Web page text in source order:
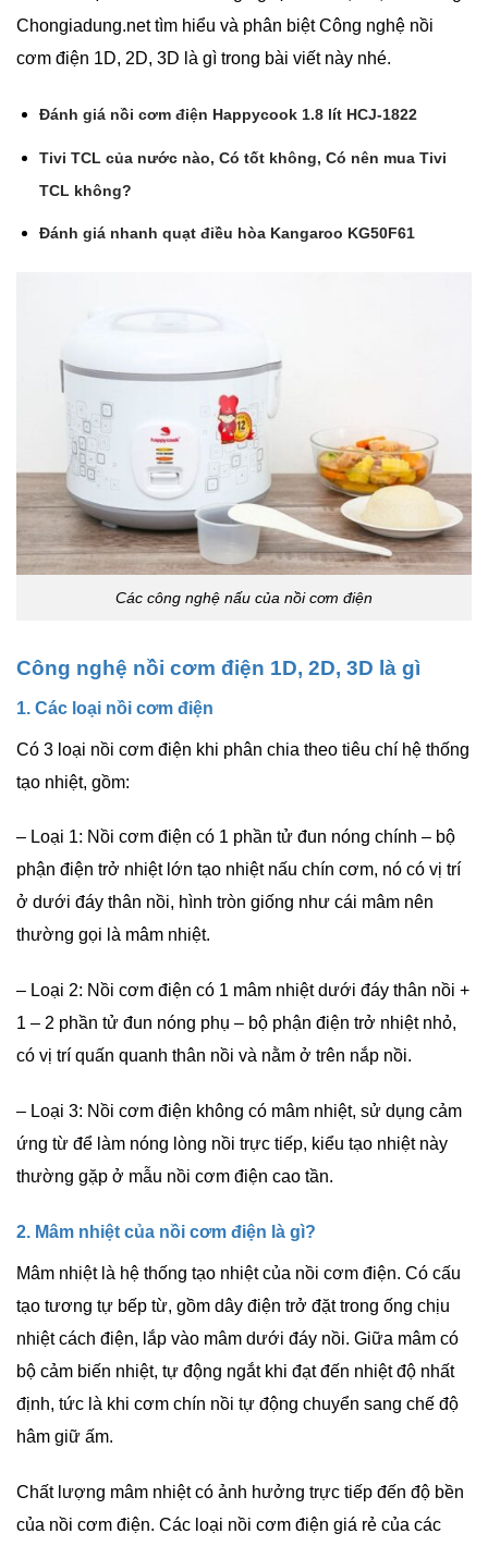
Chongiadung.net tìm hiểu và phân biệt Công nghệ nồi
cơm điện 1D, 2D, 3D là gì trong bài viết này nhé.
Đánh giá nồi cơm điện Happycook 1.8 lít HCJ-1822
Tivi TCL của nước nào, Có tốt không, Có nên mua Tivi
TCL không?
Đánh giá nhanh quạt điều hòa Kangaroo KG50F61
Các công nghệ nấu của nồi cơm điện
Công nghệ nồi cơm điện 1D, 2D, 3D là gì
1. Các loại nồi cơm điện
Có 3 loại nồi cơm điện khi phân chia theo tiêu chí hệ thống
tạo nhiệt, gồm:
– Loại 1: Nồi cơm điện có 1 phần tử đun nóng chính – bộ
phận điện trở nhiệt lớn tạo nhiệt nấu chín cơm, nó có vị trí
ở dưới đáy thân nồi, hình tròn giống như cái mâm nên
thường gọi là mâm nhiệt.
– Loại 2: Nồi cơm điện có 1 mâm nhiệt dưới đáy thân nồi +
1 – 2 phần tử đun nóng phụ – bộ phận điện trở nhiệt nhỏ,
có vị trí quấn quanh thân nồi và nằm ở trên nắp nồi.
– Loại 3: Nồi cơm điện không có mâm nhiệt, sử dụng cảm
ứng từ để làm nóng lòng nồi trực tiếp, kiểu tạo nhiệt này
thường gặp ở mẫu nồi cơm điện cao tần.
2. Mâm nhiệt của nồi cơm điện là gì?
Mâm nhiệt là hệ thống tạo nhiệt của nồi cơm điện. Có cấu
tạo tương tự bếp từ, gồm dây điện trở đặt trong ống chịu
nhiệt cách điện, lắp vào mâm dưới đáy nồi. Giữa mâm có
bộ cảm biến nhiệt, tự động ngắt khi đạt đến nhiệt độ nhất
định, tức là khi cơm chín nồi tự động chuyển sang chế độ
hâm giữ ấm.
Chất lượng mâm nhiệt có ảnh hưởng trực tiếp đến độ bền
của nồi cơm điện. Các loại nồi cơm điện giá rẻ của các